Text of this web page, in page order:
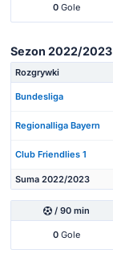
0 Gole
Sezon 2022/2023
Rozgrywki
Bundesliga
Regionalliga Bayern
Club Friendlies 1
Suma 2022/2023
/ 90 min
0 Gole